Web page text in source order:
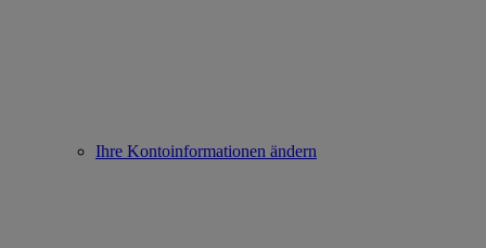
Ihre Kontoinformationen ändern